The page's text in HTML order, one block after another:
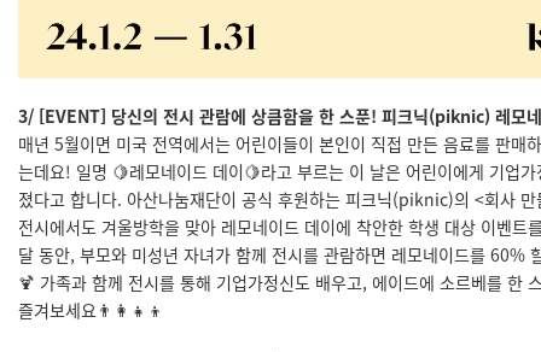
3/ [EVENT] 당신의 전시 관람에 상큼함을 한 스푼! 피크닉(piknic) 레모
매년 5월이면 미국 전역에서는 어린이들이 본인이 직접 만든 음료를 판매
는데요! 일명 🍋레모네이드 데이🍋라고 부르는 이 날은 어린이에게 기업
졌다고 합니다. 아산나눔재단이 공식 후원하는 피크닉(piknic)의 <회사
전시에서도 겨울방학을 맞아 레모네이드 데이에 착안한 학생 대상 이벤트
달 동안, 부모와 미성년 자녀가 함께 전시를 관람하면 레모네이드를 60%
🍹 가족과 함께 전시를 통해 기업가정신도 배우고, 에이드에 소르베를 한
즐겨보세요👨‍👩‍👧‍👦